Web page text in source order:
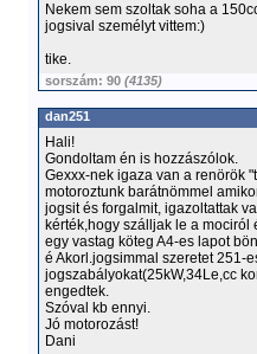
Nekem sem szoltak soha a
jogsival személyt vittem:)
tike.
sorszám: 90 (4135)
dan251
Hali!
Gondoltam én is hozzászólok.
Gexxx-nek igaza van a renörök
motoroztunk barátnömmel
jogsit és forgalmit, igazoltattak
kérték,hogy szálljak le a
egy vastag köteg A4-es lapot
é Akorl.jogsimmal szeretet 251-
jogszabályokat(25kW,34Le,cc
engedtek.
Szóval kb ennyi.
Jó motorozást!
Dani